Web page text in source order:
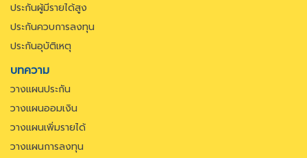
ประกันผู้มีรายได้สูง
ประกันควบการลงทุน
ประกันอุบัติเหตุ
บทความ
วางแผนประกัน
วางแผนออมเงิน
วางแผนเพิ่มรายได้
วางแผนการลงทุน